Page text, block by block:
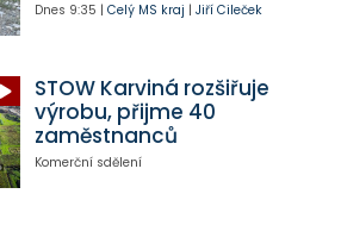
Dnes 9:35 | Celý MS kraj | Jiří Cileček
STOW Karviná rozšiřuje
výrobu, přijme 40
zaměstnanců
Komerční sdělení